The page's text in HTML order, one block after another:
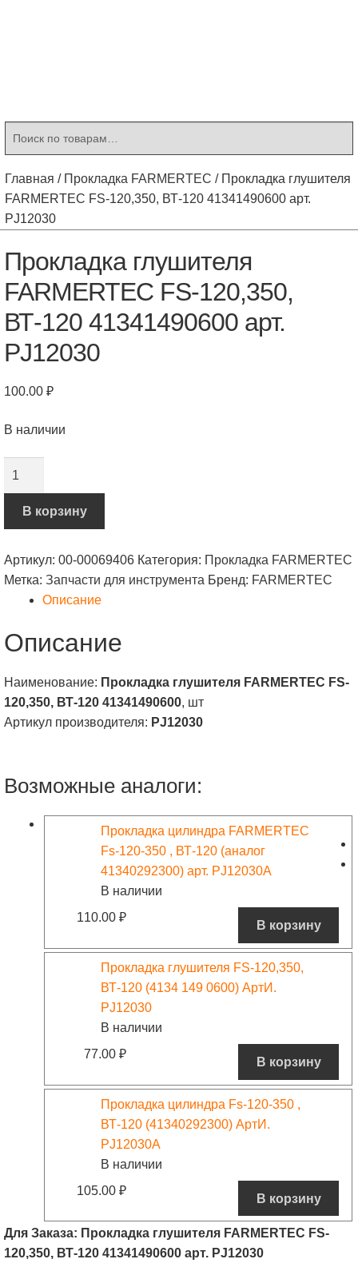
Главная / Прокладка FARMERTEC / Прокладка глушителя
FARMERTEC FS-120,350, ВТ-120 41341490600 арт.
PJ12030
Прокладка глушителя
FARMERTEC FS-120,350,
ВТ-120 41341490600 арт.
PJ12030
100.00 ₽
В наличии
глушителя
FARMERTEC
120,350,
ВТ-120
41341490600
PJ12030
В корзину
Артикул: 00-00069406 Категория: Прокладка FARMERTEC
Метка: Запчасти для инструмента Бренд: FARMERTEC
Описание
Описание
Наименование: Прокладка глушителя FARMERTEC FS-
120,350, ВТ-120 41341490600, шт
Артикул производителя: PJ12030
Возможные аналоги:
Прокладка цилиндра FARMERTEC
Fs-120-350 , ВТ-120 (аналог
41340292300) арт. PJ12030A
В наличии
110.00 ₽
В корзину
Прокладка глушителя FS-120,350,
ВТ-120 (4134 149 0600) АртИ.
PJ12030
В наличии
77.00 ₽
В корзину
Прокладка цилиндра Fs-120-350 ,
ВТ-120 (41340292300) АртИ.
PJ12030A
В наличии
105.00 ₽
В корзину
Для Заказа: Прокладка глушителя FARMERTEC FS-
120,350, ВТ-120 41341490600 арт. PJ12030